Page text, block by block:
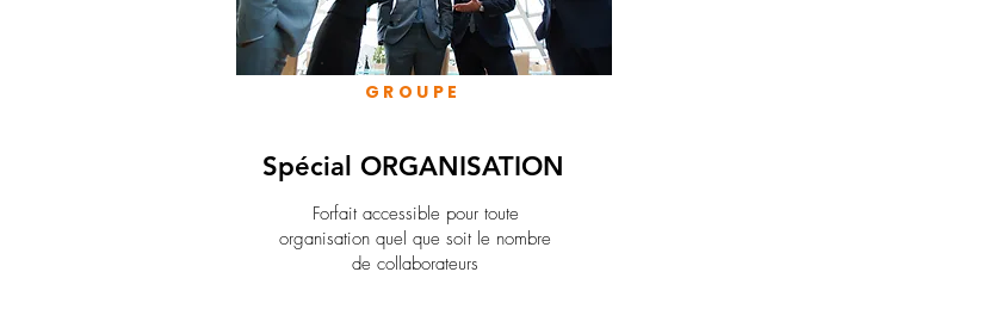
GROUPE
Spécial ORGANISATION
Forfait accessible pour toute
organisation quel que soit le nombre
de collaborateurs